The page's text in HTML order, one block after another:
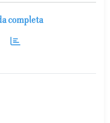
completa